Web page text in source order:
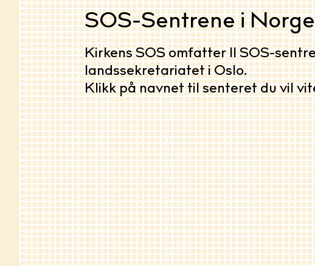
SOS-Sentrene i Norge
Kirkens SOS omfatter 11 SOS-
landssekretariatet i Oslo.
Klikk på navnet til senteret du vil